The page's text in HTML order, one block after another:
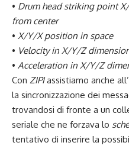
• Drum head striking point
from center
• X/Y/X position in space
• Velocity in X/Y/Z
• Acceleration in X/Y/Z
Con ZIPIassistiamo anche
la sincronizzazione dei
trovandosi di fronte a un
seriale che ne forzava lo
tentativo di inserire la